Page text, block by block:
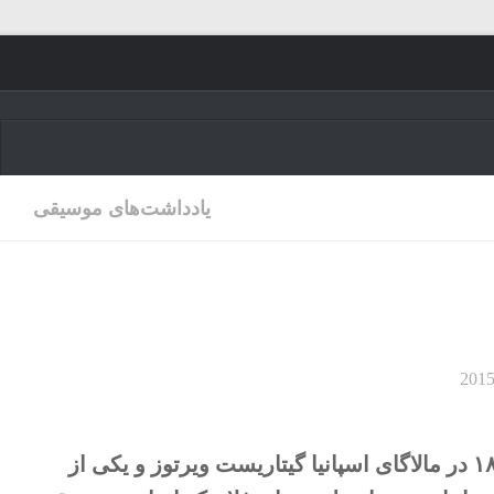
یادداشت‌های موسیقی
جولین آرکاس، متولد ۲۵ اکتبر ۱۸۳۲ در آلمریا، وفات ۱۶ فوریه ۱۸۸۲ در مالاگای اسپانیا گیتاریست ویرتوز و یکی از